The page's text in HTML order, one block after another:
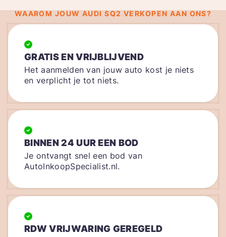
WAAROM JOUW AUDI SQ2 VERKOPEN AAN ONS?
GRATIS EN VRIJBLIJVEND
Het aanmelden van jouw auto kost je niets
en verplicht je tot niets.
BINNEN 24 UUR EEN BOD
Je ontvangt snel een bod van
AutoInkoopSpecialist.nl.
RDW VRIJWARING GEREGELD